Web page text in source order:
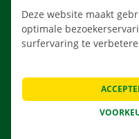
Deze website maakt
optimale
surfervaring te